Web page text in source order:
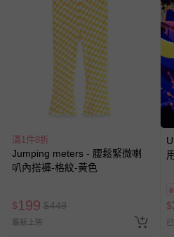
其他常見問題：
運送服務：目前提供的運送僅
區，可能會無法配送，或須依
亦保留出貨與否的權利。離島
費用，可能會另需加收。
商品實際的配達日期，可於訂
已出貨通知之訊息為主。
如您收到商品，請依正常流程
情形，您可申請更換新品或退
若您對於會員帳號、商品訂購
式、折價券與購物金的使用、
問，你可詳見：
媽咪愛客服中
預購商品：預購為海外同步代
滿1件8折
Jumping meters - 腰鬆緊微喇
叭內搭褲-格紋-黃色
$199 $449
最新上架
$